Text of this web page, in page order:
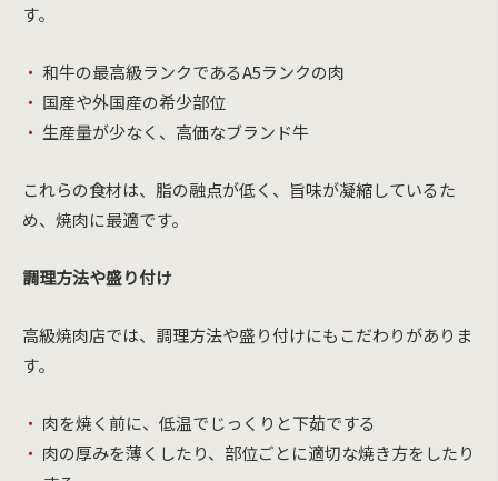
す。
和牛の最高級ランクであるA5ランクの肉
国産や外国産の希少部位
生産量が少なく、高価なブランド牛
これらの食材は、脂の融点が低く、旨味が凝縮しているた
め、焼肉に最適です。
調理方法や盛り付け
高級焼肉店では、調理方法や盛り付けにもこだわりがありま
す。
肉を焼く前に、低温でじっくりと下茹でする
肉の厚みを薄くしたり、部位ごとに適切な焼き方をしたり